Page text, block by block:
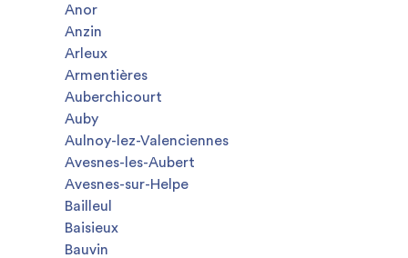
Anor
Anzin
Arleux
Armentières
Auberchicourt
Auby
Aulnoy-lez-Valenciennes
Avesnes-les-Aubert
Avesnes-sur-Helpe
Bailleul
Baisieux
Bauvin